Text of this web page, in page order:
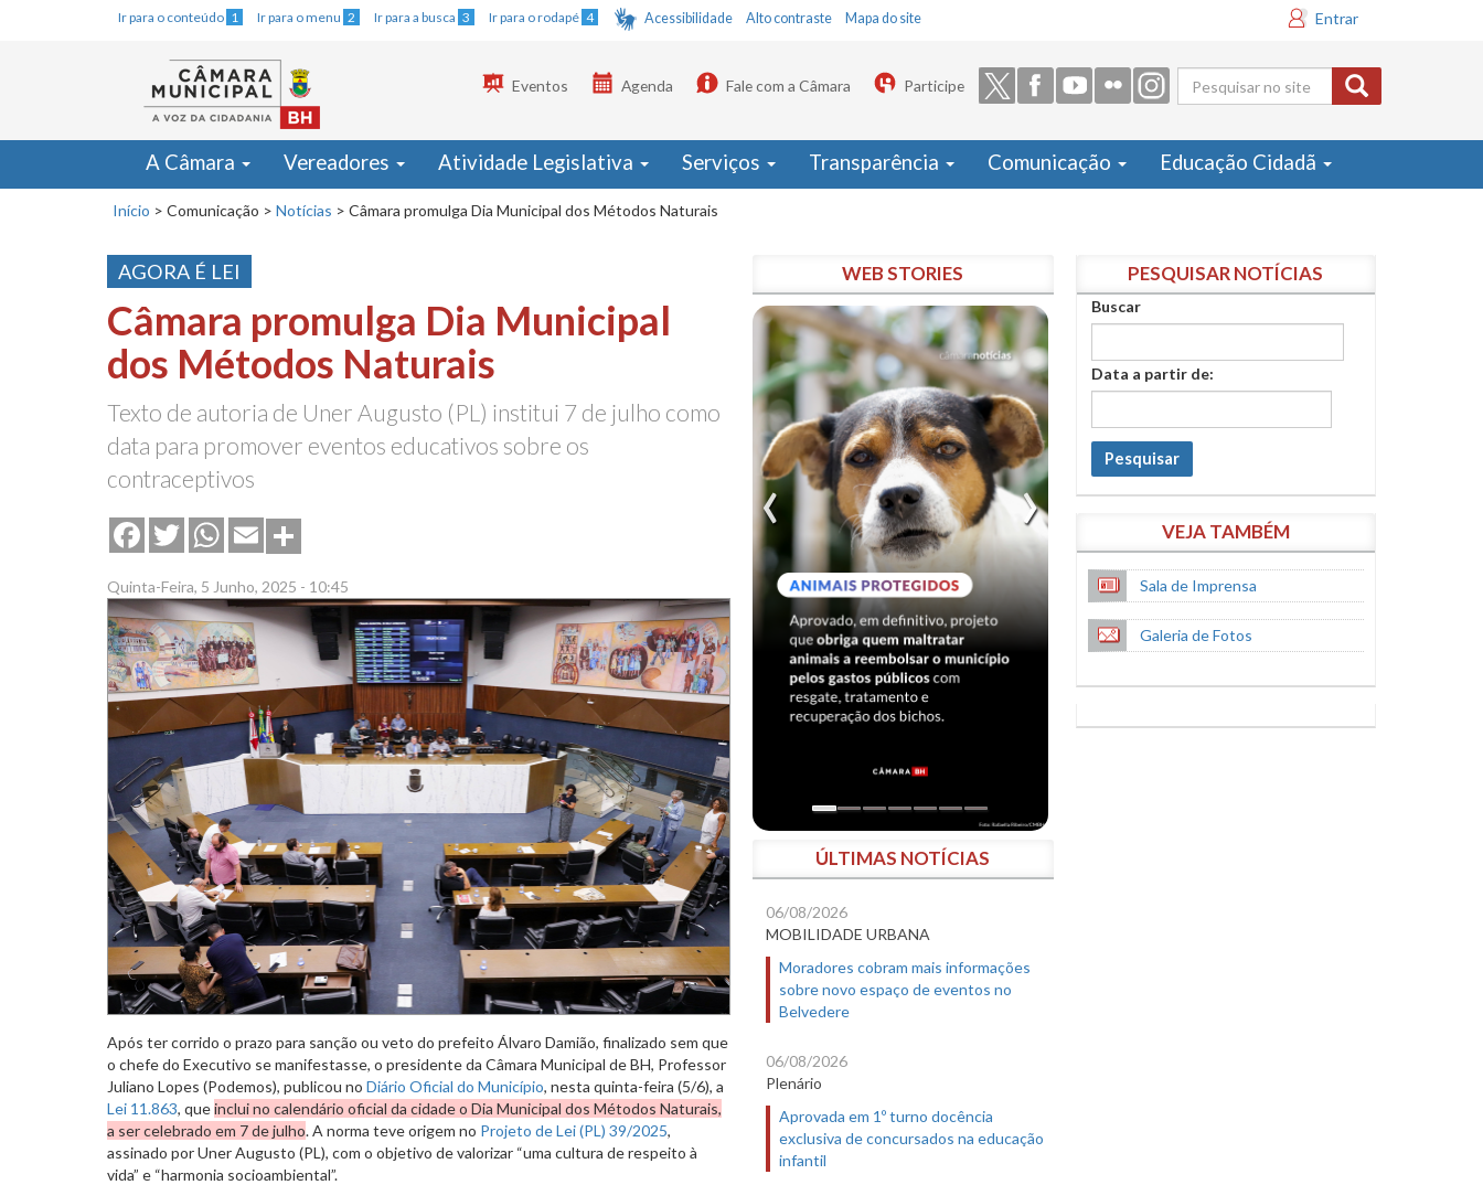
Ir para o conteúdo 1 Ir para o menu 2 Ir para a busca 3 Ir para o rodapé 4 Acessibilidade Alto contraste Mapa do site Entrar
Formulário
de busca
Eventos Agenda Fale com a Câmara Participe
A Câmara Vereadores Atividade Legislativa Serviços Transparência Comunicação Educação Cidadã
Início > Comunicação > Notícias > Câmara promulga Dia Municipal dos Métodos Naturais
AGORA É LEI
Câmara promulga Dia Municipal
dos Métodos Naturais
Texto de autoria de Uner Augusto (PL) institui 7 de julho como
data para promover eventos educativos sobre os
contraceptivos
FacebookTwitterWhatsApp
Email
Quinta-Feira, 5 Junho, 2025 - 10:45
Após ter corrido o prazo para sanção ou veto do prefeito Álvaro Damião, finalizado sem que
o chefe do Executivo se manifestasse, o presidente da Câmara Municipal de BH, Professor
Juliano Lopes (Podemos), publicou no Diário Oficial do Município, nesta quinta-feira (5/6), a
Lei 11.863, queinclui no calendário oficial da cidade o Dia Municipal dos Métodos Naturais,
a ser celebrado em 7 de julho. A norma teve origem no Projeto de Lei (PL) 39/2025,
assinado por Uner Augusto (PL), com o objetivo de valorizar “uma cultura de respeito à
vida” e “harmonia socioambiental”.
WEB STORIES
ÚLTIMAS NOTÍCIAS
06/08/2026
MOBILIDADE URBANA
Moradores cobram mais informações
sobre novo espaço de eventos no
Belvedere
06/08/2026
Plenário
Aprovada em 1º turno docência
exclusiva de concursados na educação
infantil
PESQUISAR NOTÍCIAS
Buscar
Data a partir de:
Pesquisar
VEJA TAMBÉM
Sala de Imprensa
Galeria de Fotos